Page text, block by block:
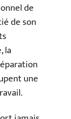
de
de son
la
une